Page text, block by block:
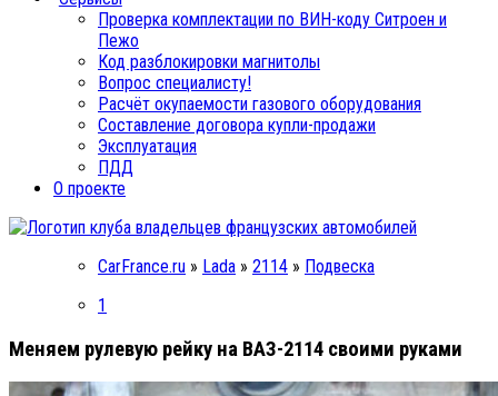
Проверка комплектации по ВИН-коду Ситроен и
Пежо
Код разблокировки магнитолы
Вопрос специалисту!
Расчёт окупаемости газового оборудования
Составление договора купли-продажи
Эксплуатация
ПДД
О проекте
CarFrance.ru » Lada » 2114 » Подвеска
1
Меняем рулевую рейку на ВАЗ-2114 своими руками